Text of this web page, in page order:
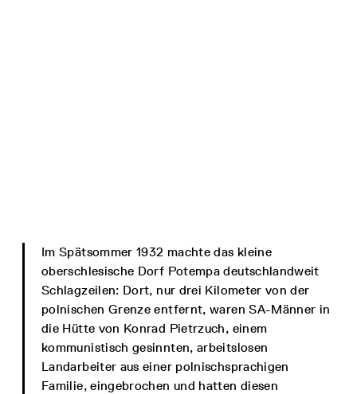
Im Spätsommer 1932 machte das kleine
oberschlesische Dorf Potempa deutschlandweit
Schlagzeilen: Dort, nur drei Kilometer von der
polnischen Grenze entfernt, waren SA-Männer in
die Hütte von Konrad Pietrzuch, einem
kommunistisch gesinnten, arbeitslosen
Landarbeiter aus einer polnischsprachigen
Familie, eingebrochen und hatten diesen